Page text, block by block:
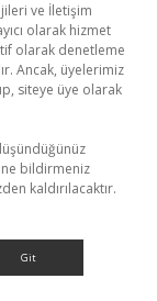
ve İletişim
olarak hizmet
olarak denetleme
Ancak, üyelerimiz
siteye üye olarak
bildirmeniz
kaldırılacaktır.